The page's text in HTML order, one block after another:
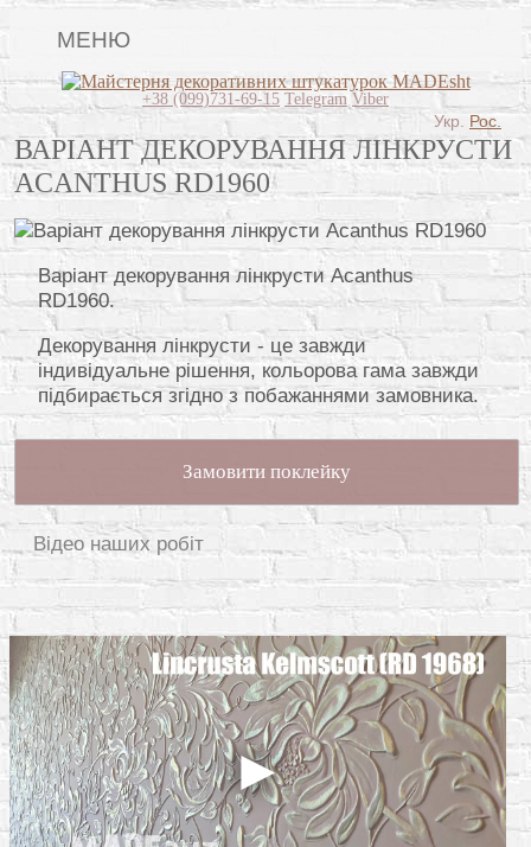
МЕНЮ
Головна
Види штукатурок
Поклейка шпалер
Картини
Декоративні панно
Розпис стін
Відео
Питання-відповідь
+38 (099)731-69-15 Telegram Viber
ВАРІАНТ ДЕКОРУВАННЯ ЛІНКРУСТИ
ACANTHUS RD1960
Варіант декорування лінкрусти Acanthus
RD1960.
Декорування лінкрусти - це завжди
індивідуальне рішення, кольорова гама завжди
підбирається згідно з побажаннями замовника.
Замовити поклейку
Відео наших робіт
Укр. Рос.